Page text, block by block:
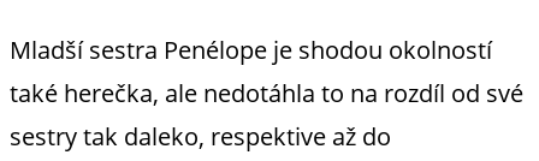
Mladší sestra Penélope je shodou okolností
také herečka, ale nedotáhla to na rozdíl od své
sestry tak daleko, respektive až do